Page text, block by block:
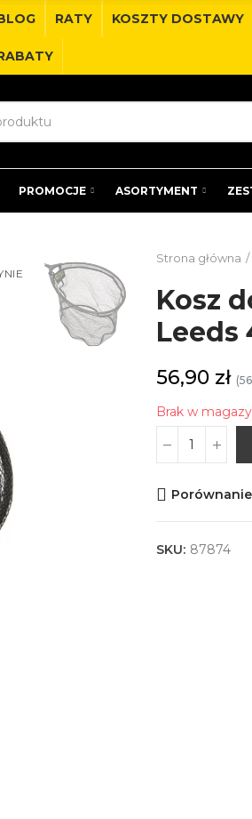
RATY KOSZTY DOSTAWY
PROMOCJE ASORTYMENT
Strona główna
Kosz
Leeds
56,90 zł
Brak w
Porównanie
SKU: 87874